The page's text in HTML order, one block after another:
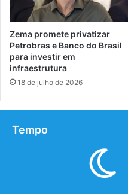
Zema promete privatizar
Petrobras e Banco do Brasil
para investir em
infraestrutura
18 de julho de 2026
Tempo